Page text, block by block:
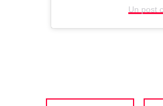
Un post